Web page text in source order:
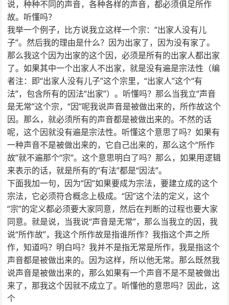
说，种种不同的声音，各种各样的声音，都必须俱足所作
故。听懂吗？
我举一个例子，比方说我立这样一个宗：“出家人没有儿
子”。然后我的理由是什么？因为出家了，因为没有家了。
那么我这个因为出家的这个因，必须是所有的出家人都出家
了。如果其中一个出家人不出家，就是没有遍是宗法性（编
者注：即“出家人没有儿子”这个宗里，“出家人”这个“有
法”，包含所有的因法“出家”）。听懂吗？那么当我立“声音
是无常”这个宗，“因”呢我说声音是被做出来的，所作故这个
因。那么，就必须所有的声音都是被做出来的。不然的话
呢，这个因就没有遍是宗法性。听懂这个意思了吗？如果有
一种声音不是被做出来的，它自己出来的，那么这个“所作
故”就不遍那个“宗”。这个意思明白了吗？那么，如果用逻辑
来表示的话，就是所有的“有法”都是“因法”。
下面我加一句，因为“因”如果要成为宗法，要建立成的这个
宗法，它必须符合概念上极成。“因”这个法的定义，这个
“宗”的定义都必须要大家同意，然后在判断的过程也要大家
同意。就是说，当我说“声音是无常”，那么当我立的因，我
说“所作故”，我这个所作故是指谁所作？我指这个声之所
作，知道吗？明白吗？我并不是指无常是所作，我是指这个
声音都是被做出来的。因为这样，所以他无常。那么既然我
说声音是被做出来的，那么如果有一个声音不是不是被做出
来了，那我这个因就不成立了。听懂他的意思吗？因此，这
个